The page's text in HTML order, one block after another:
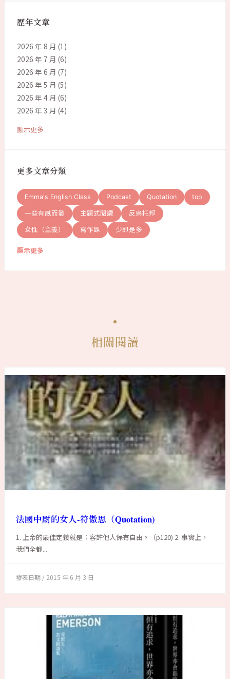
歷年文章
2026 年 8 月 (1)
2026 年 7 月 (6)
2026 年 6 月 (7)
2026 年 5 月 (5)
2026 年 4 月 (6)
2026 年 3 月 (4)
顯示更多
更多文章分類
Emma's English Class Podcast Quotation top
一些有感而發 主題式閱讀 反烏托邦
女性（主義） 寫作課 少即是多
顯示更多
相關閱讀
法國中尉的女人-符傲思（Quotation)
1. 上帝的最佳定義就是：容許他人保有自由。（p120) 2. 事實上，
我們全都...
2015 年 6 月 3 日